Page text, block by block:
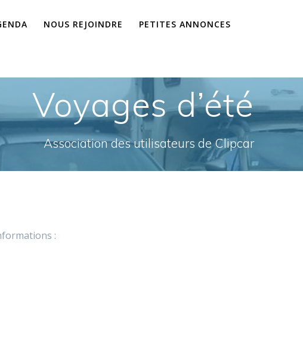
NOUS REJOINDRE PETITES ANNONCES
Voyages d’été
Association des utilisateurs de Clipcar
: